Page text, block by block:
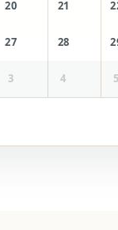
20 21
27 28
3 4 5